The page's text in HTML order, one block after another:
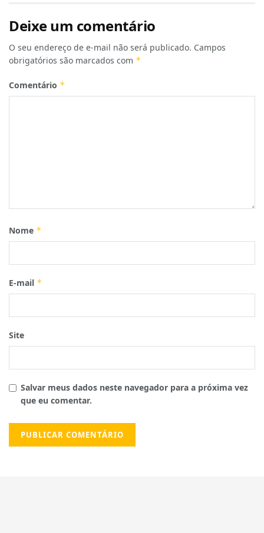
Deixe um comentário
O seu endereço de e-mail não será publicado. Campos
obrigatórios são marcados com *
Comentário *
Nome *
E-mail *
Site
Salvar meus dados neste navegador para a próxima vez
que eu comentar.